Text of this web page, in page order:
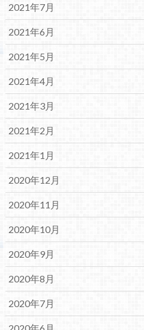
2021年7月
2021年6月
2021年5月
2021年4月
2021年3月
2021年2月
2021年1月
2020年12月
2020年11月
2020年10月
2020年9月
2020年8月
2020年7月